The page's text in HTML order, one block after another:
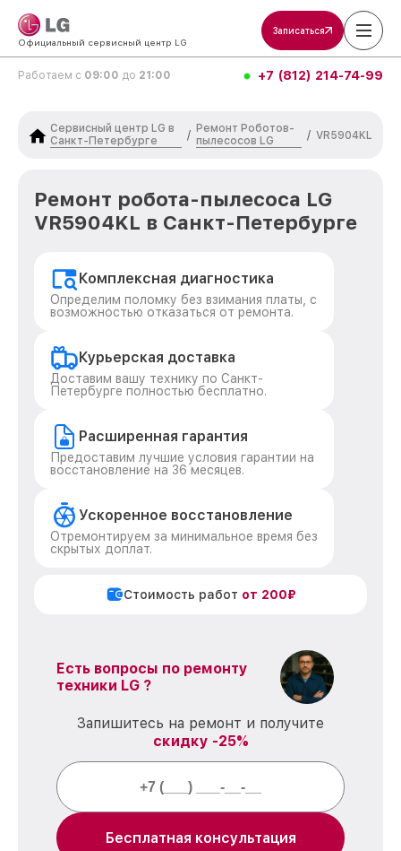
Официальный сервисный центр LG
Записаться
Работаем с 09:00 до 21:00 +7 (812) 214-74-99
Сервисный центр LG в
Санкт-Петербурге
/
Ремонт Роботов-
пылесосов LG
/ VR5904KL
Ремонт робота-пылесоса LG
VR5904KL в Санкт-Петербурге
Комплексная диагностика
Определим поломку без взимания платы, с
возможностью отказаться от ремонта.
Курьерская доставка
Доставим вашу технику по Санкт-
Петербурге полностью бесплатно.
Расширенная гарантия
Предоставим лучшие условия гарантии на
восстановление на 36 месяцев.
Ускоренное восстановление
Отремонтируем за минимальное время без
скрытых доплат.
Стоимость работ от 200₽
Есть вопросы по ремонту
техники LG ?
Запишитесь на ремонт и получите
скидку -25%
Бесплатная консультация